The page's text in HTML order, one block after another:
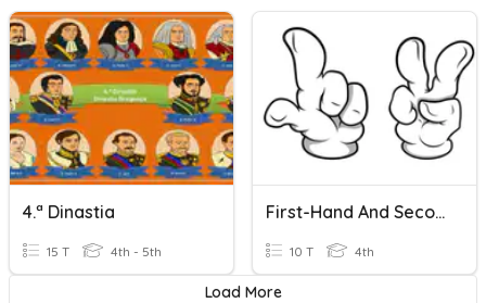
4.ª Dinastia
15 T 4th - 5th
First-Hand And Second-Hand Accounts
10 T 4th
Load More